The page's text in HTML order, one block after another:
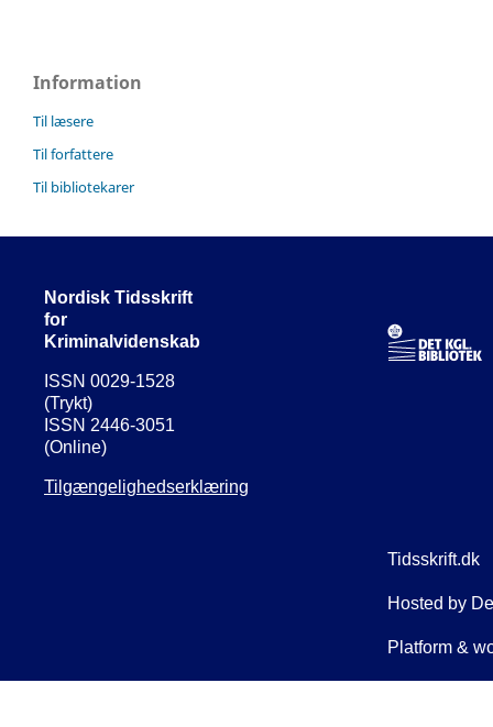
Information
Til læsere
Til forfattere
Til bibliotekarer
Nordisk Tidsskrift
for
Kriminalvidenskab
ISSN 0029-1528
(Trykt)
ISSN 2446-3051
(Online)
Tilgængelighedserklæring